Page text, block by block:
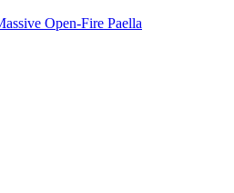
Open-Fire Paella